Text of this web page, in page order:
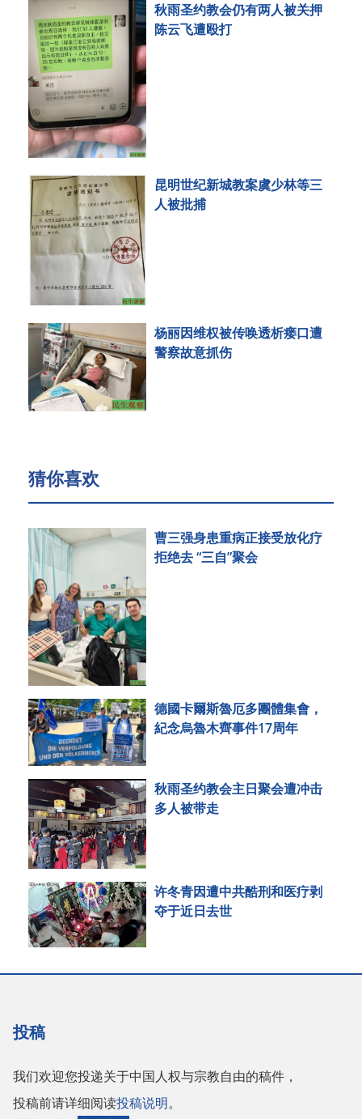
秋雨圣约教会仍有两人被关押
陈云飞遭殴打
昆明世纪新城教案虞少林等三
人被批捕
杨丽因维权被传唤透析瘘口遭
警察故意抓伤
猜你喜欢
曹三强身患重病正接受放化疗
拒绝去 “三自”聚会
德國卡爾斯魯厄多團體集會，
紀念烏魯木齊事件17周年
秋雨圣约教会主日聚会遭冲击
多人被带走
许冬青因遭中共酷刑和医疗剥
夺于近日去世
投稿
我们欢迎您投递关于中国人权与宗教自由的稿件，
投稿前请详细阅读投稿说明。